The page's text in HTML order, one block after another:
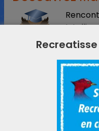
curiosité des
pour les devoirs,
et accessible.
Essayer Maître